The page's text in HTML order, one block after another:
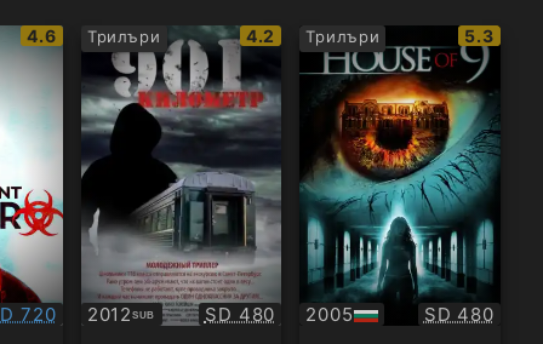
IMDb
рейтинг:
4.6
720
Трилъри
IMDb
рейтинг:
4.2
2012SUB
Субтитри Качество:
SD 480
Трилъри
IMDb
5.3
2005
БГ
Качество:
SD 480